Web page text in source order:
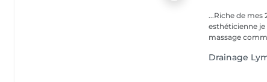
...Riche de mes
esthéticienne je
massage
Drainage